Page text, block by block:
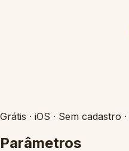
Grátis · iOS · Sem cadastro ·
Parâmetros